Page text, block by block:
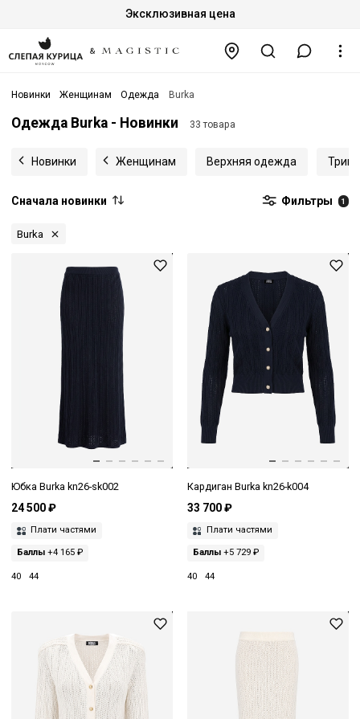
Эксклюзивная цена
Новинки Женщинам Одежда Burka
Одежда Burka - Новинки 33 товара
Новинки Женщинам Верхняя одежда
Сначала новинки Фильтры 1
Burka
Юбка Burka kn26-sk002
24 500 ₽
Плати частями
Баллы +4 165 ₽
40 44
Кардиган Burka kn26-k004
33 700 ₽
Плати частями
Баллы+5 729 ₽
40 44